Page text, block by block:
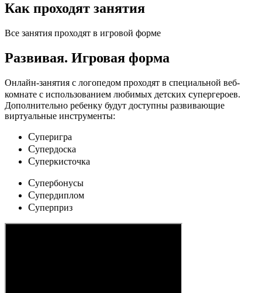
Как проходят занятия
Все занятия проходят в игровой форме
Развивая. Игровая форма
Онлайн-занятия с логопедом проходят в специальной веб-
комнате с использованием любимых детских cупергероев.
Дополнительно ребенку будут доступны развивающие
виртуальные инструменты:
Cуперигра
Cупердоска
Cуперкисточка
Cупербонусы
Cупердиплом
Cуперприз